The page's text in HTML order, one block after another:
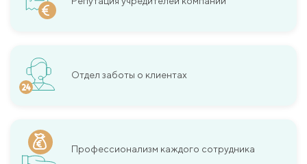
Отдел заботы о клиентах
Профессионализм каждого сотрудника